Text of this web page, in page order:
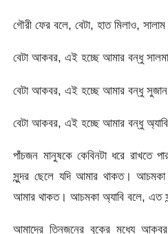
গৌরী ফের বলে, বেটা, হাত মিলাও,
বেটা আকবর, এই হচ্ছে আমার বন্ধু
বেটা আকবর, এই হচ্ছে আমার বন্ধু
বেটা আকবর, এই হচ্ছে আমার বন্ধু
পাঁচজন মানুষকে কেবিনটা ধরে
সুন্দর ছেলে যদি আমার থাকত।
আমার থাকত। আচমকা অ্যাবি বলে, এত
আমাদের তিনজনের বুকের মধ্যে